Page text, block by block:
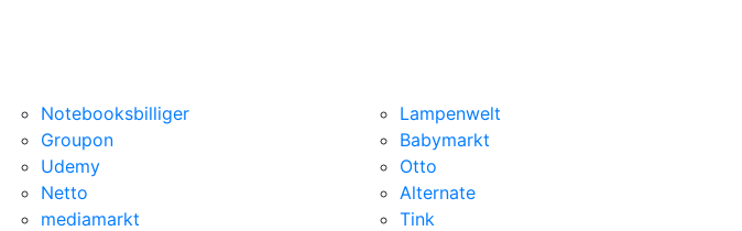
Notebooksbilliger
Lampenwelt
Groupon
Babymarkt
Udemy
Otto
Netto
Alternate
mediamarkt
Tink